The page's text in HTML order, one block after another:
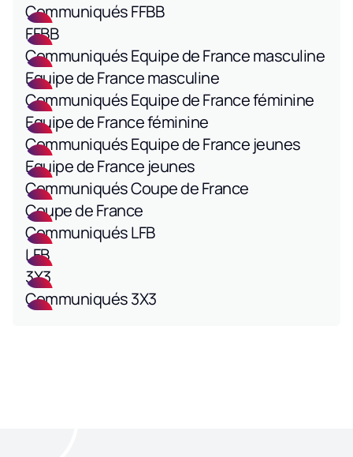
Communiqués FFBB
FFBB
Communiqués Equipe de France masculine
Equipe de France masculine
Communiqués Equipe de France féminine
Equipe de France féminine
Communiqués Equipe de France jeunes
Equipe de France jeunes
Communiqués Coupe de France
Coupe de France
Communiqués LFB
LFB
3X3
Communiqués 3X3